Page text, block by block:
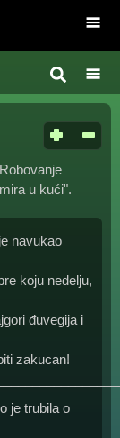
u kući".
navukao
koju nedelju,
đuvegija i
zakucan!
je trubila o